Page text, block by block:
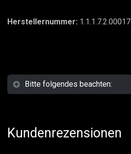
Herstellernummer: 1.1.1.7.2.00017
Bitte folgendes beachten:
Kundenrezensionen